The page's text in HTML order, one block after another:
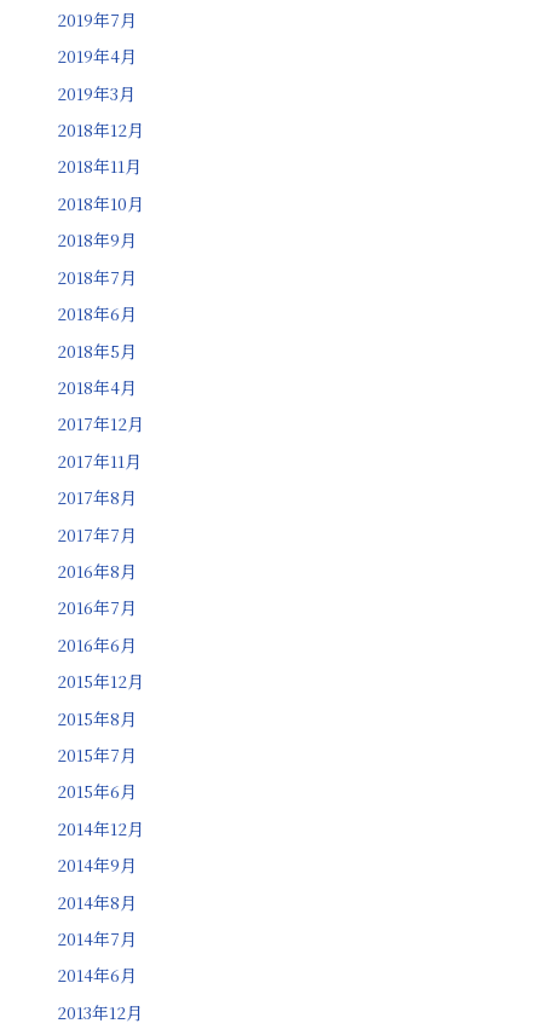
2019年7月
2019年4月
2019年3月
2018年12月
2018年11月
2018年10月
2018年9月
2018年7月
2018年6月
2018年5月
2018年4月
2017年12月
2017年11月
2017年8月
2017年7月
2016年8月
2016年7月
2016年6月
2015年12月
2015年8月
2015年7月
2015年6月
2014年12月
2014年9月
2014年8月
2014年7月
2014年6月
2013年12月